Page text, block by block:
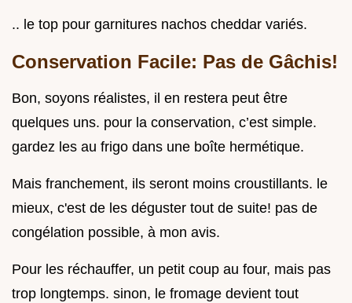
.. le top pour garnitures nachos cheddar variés.
Conservation Facile: Pas de Gâchis!
Bon, soyons réalistes, il en restera peut être
quelques uns. pour la conservation, c’est simple.
gardez les au frigo dans une boîte hermétique.
Mais franchement, ils seront moins croustillants. le
mieux, c'est de les déguster tout de suite! pas de
congélation possible, à mon avis.
Pour les réchauffer, un petit coup au four, mais pas
trop longtemps. sinon, le fromage devient tout